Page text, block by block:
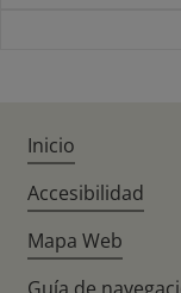
Inicio
Accesibilidad
Mapa Web